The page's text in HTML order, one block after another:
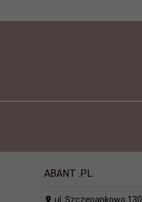
ABANT .PL
ul. Szczepankowo 130